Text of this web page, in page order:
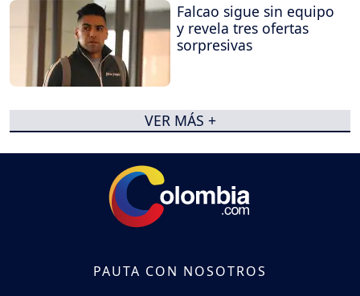
Falcao sigue sin equipo
y revela tres ofertas
sorpresivas
VER MÁS +
PAUTA CON NOSOTROS